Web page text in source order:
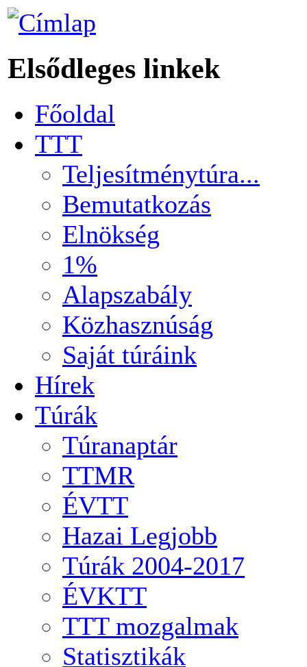
Elsődleges linkek
Főoldal
TTT
Teljesítménytúra...
Bemutatkozás
Elnökség
1%
Alapszabály
Közhasznúság
Saját túráink
Hírek
Túrák
Túranaptár
TTMR
ÉVTT
Hazai Legjobb
Túrák 2004-2017
ÉVKTT
TTT mozgalmak
Statisztikák